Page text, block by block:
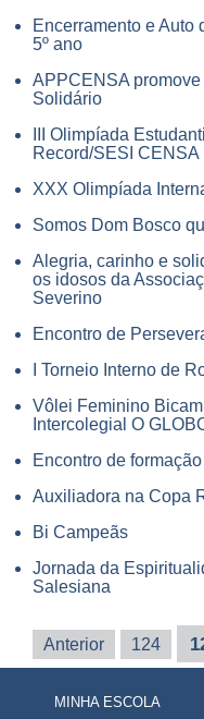
Encerramento e Auto
5º ano
APPCENSA promove
Solidário
III Olimpíada
Record/SESI CENSA
XXX Olimpíada
Somos Dom Bosco
Alegria, carinho e
os idosos da
Severino
Encontro de
I Torneio Interno de
Vôlei Feminino
Intercolegial O
Encontro de
Auxiliadora na Copa
Bi Campeãs
Jornada da
Salesiana
Anterior 124
MINHA ESCOLA